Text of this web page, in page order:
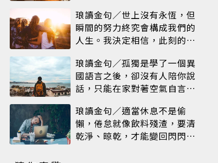
琅讀金句／世上沒有永恆，但
瞬間的努力終究會構成我們的
人生。我決定相信，此刻的閃
琅讀金句／孤獨是學了一個異
國語言之後，卻沒有人陪你說
話，只能在家對著空氣自言自
琅讀金句／適當休息不是偷
懶，倦怠就像飲料殘渣，要清
乾淨、晾乾，才能變回閃閃發